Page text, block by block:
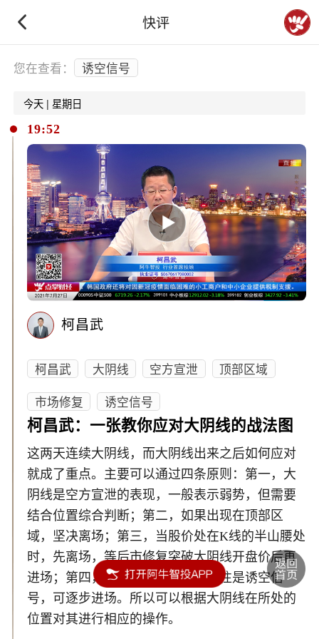
快评
下拉刷新
您在查看： 诱空信号
今天 | 星期日
19:52
柯昌武
柯昌武 大阴线 空方宣泄
顶部区域
市场修复
诱空信号
柯昌武：一张教你应对大阴线的战法图
这两天连续大阴线，而大阴线出来之后如何应对
就成了重点。主要可以通过四条原则：第一，大
阴线是空方宣泄的表现，一般表示弱势，但需要
结合位置综合判断；第二，如果出现在顶部区
域，坚决离场；第三，当股价处在K线的半山腰处
时，先离场，等后市修复突破大阴线开盘价后再
进场；第四，下跌末端的大阴线往往是诱空信
号，可逐步进场。所以可以根据大阴线在所处的
位置对其进行相应的操作。